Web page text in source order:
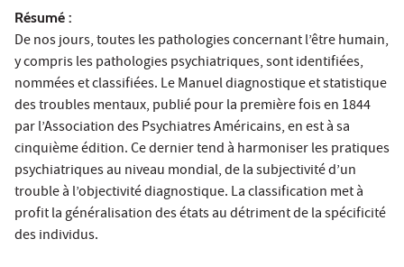
Résumé :
De nos jours, toutes les pathologies concernant l’être humain,
y compris les pathologies psychiatriques, sont identifiées,
nommées et classifiées. Le Manuel diagnostique et statistique
des troubles mentaux, publié pour la première fois en 1844
par l’Association des Psychiatres Américains, en est à sa
cinquième édition. Ce dernier tend à harmoniser les pratiques
psychiatriques au niveau mondial, de la subjectivité d’un
trouble à l’objectivité diagnostique. La classification met à
profit la généralisation des états au détriment de la spécificité
des individus.